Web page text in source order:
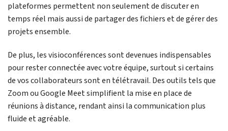
plateformes permettent non seulement de discuter en
temps réel mais aussi de partager des fichiers et de gérer des
projets ensemble.
De plus, les visioconférences sont devenues indispensables
pour rester connectée avec votre équipe, surtout si certains
de vos collaborateurs sont en télétravail. Des outils tels que
Zoom ou Google Meet simplifient la mise en place de
réunions à distance, rendant ainsi la communication plus
fluide et agréable.